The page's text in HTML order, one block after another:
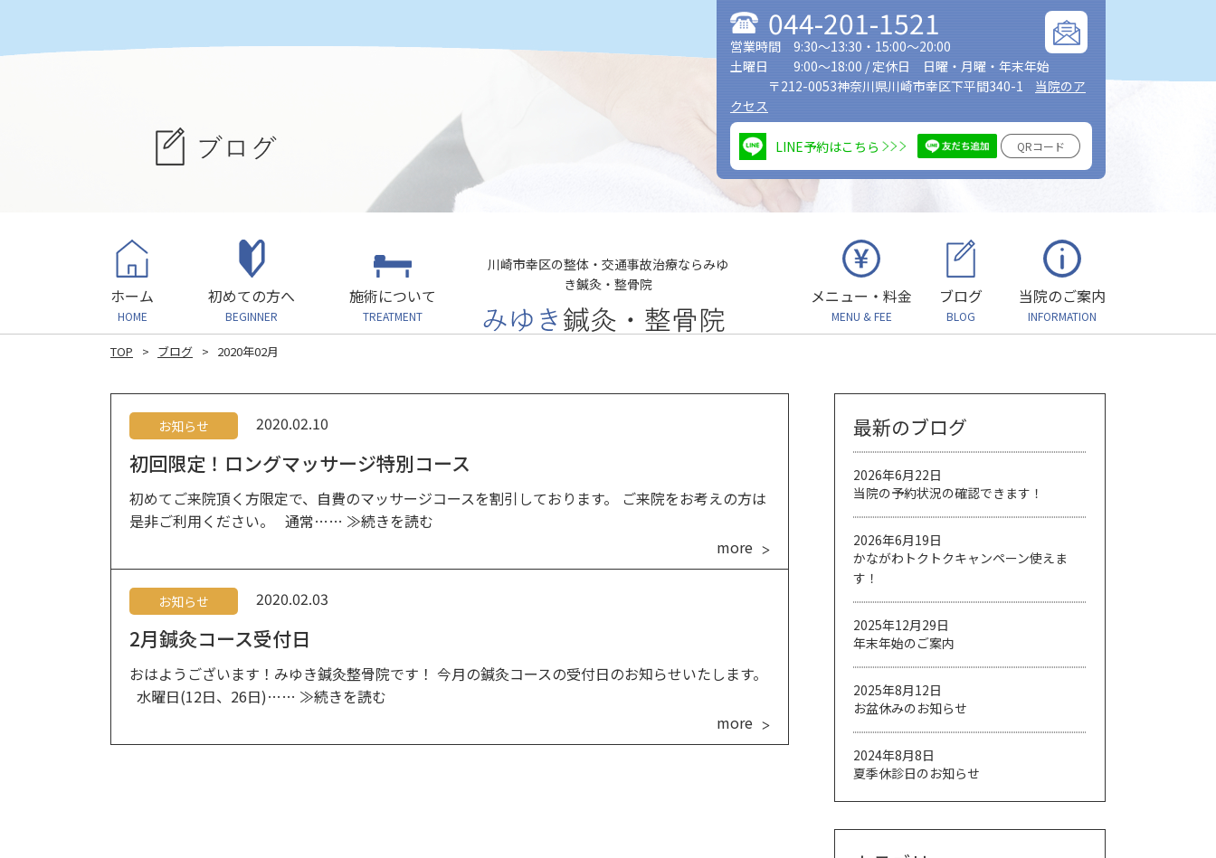
044-201-1521
営業時間 9:30～13:30・15:00～20:00
土曜日 9:00～18:00 / 定休日 日曜・月曜・年末年始
〒212-0053神奈川県川崎市幸区下平間340-1
当院のア
クセス
LINE予約はこちら QRコード
川崎市幸区の整体・交通事故治療ならみゆ
き鍼灸・整骨院
ホーム
HOME
初めての方へ
BEGINNER
施術について
TREATMENT
メニュー・料金
MENU & FEE
ブログ
BLOG
当院のご案内
INFORMATION
TOP ブログ 2020年02月
お知らせ 2020.02.10
初回限定！ロングマッサージ特別コース
初めてご来院頂く方限定で、自費のマッサージコースを割引しております。 ご来院をお考えの方は
是非ご利用ください。 通常…… ≫続きを読む
more
お知らせ 2020.02.03
2月鍼灸コース受付日
おはようございます！みゆき鍼灸整骨院です！ 今月の鍼灸コースの受付日のお知らせいたします。
水曜日(12日、26日)…… ≫続きを読む
more
最新のブログ
当院の予約状況の確認できます！
2026年6月22日
かながわトクトクキャンペーン使えま
す！
2026年6月19日
年末年始のご案内
2025年12月29日
お盆休みのお知らせ
2025年8月12日
夏季休診日のお知らせ
2024年8月8日